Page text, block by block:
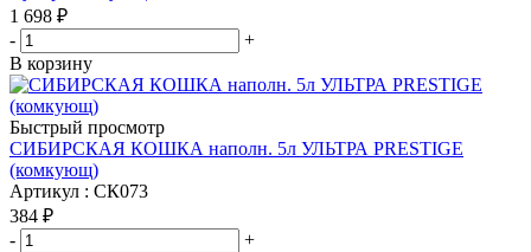
1 698 ₽
-
+
В корзину
Быстрый просмотр
СИБИРСКАЯ КОШКА наполн. 5л УЛЬТРА PRESTIGE
(комкующ)
Артикул : СК073
384 ₽
-
+